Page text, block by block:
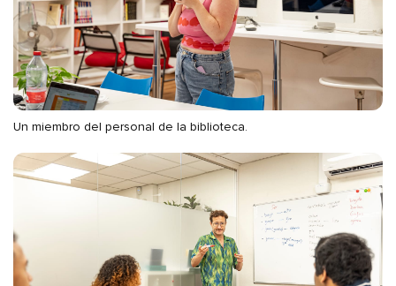
Un miembro del personal de la biblioteca.